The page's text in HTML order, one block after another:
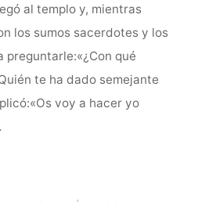
al templo y, mientras
los sumos sacerdotes y los
qué
te ha dado semejante
voy a hacer yo